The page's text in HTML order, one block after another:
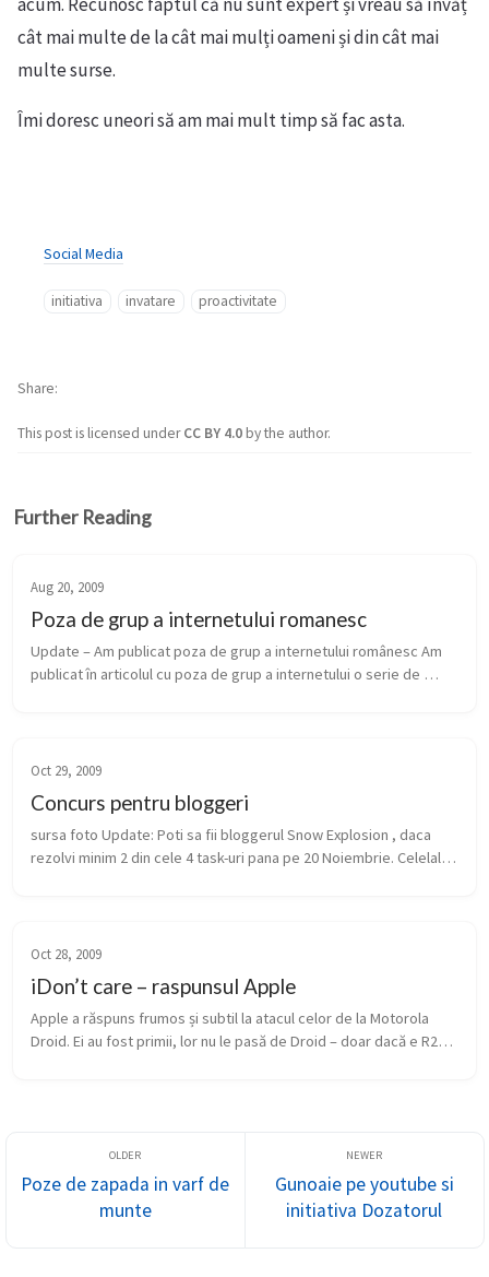
cât mai multe de la cât mai mulți oameni și din cât mai
multe surse.
Îmi doresc uneori să am mai mult timp să fac asta.
Social Media
initiativa invatare proactivitate
This post is licensed underCC BY 4.0by the author.
Share
Further Reading
Aug 20, 2009
Poza de grup a internetului romanesc
Update – Am publicat poza de grup a internetului românesc Am
publicat în articolul cu poza de grup a internetului o serie de
Oct 29, 2009
Concurs pentru bloggeri
sursa foto Update: Poti sa fii bloggerul Snow Explosion , daca
rezolvi minim 2 din cele 4 task-uri pana pe 20 Noiembrie. Celelalte
Oct 28, 2009
iDon’t care – raspunsul Apple
Apple a răspuns frumos și subtil la atacul celor de la Motorola
Droid. Ei au fost primii, lor nu le pasă de Droid – doar dacă e R2D2
Poze de zapada in varf de
munte
Gunoaie pe youtube si
initiativa Dozatorul